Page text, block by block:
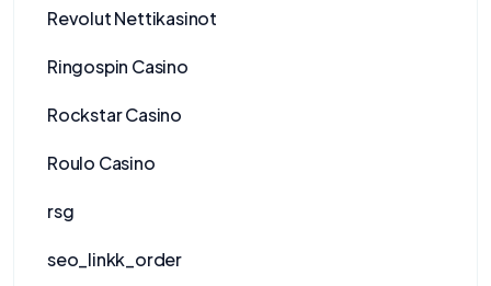
Revolut Nettikasinot
Ringospin Casino
Rockstar Casino
Roulo Casino
rsg
seo_linkk_order